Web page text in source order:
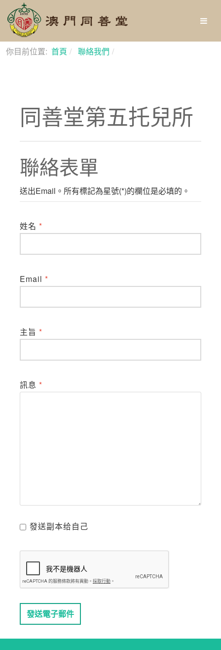
你目前位置: 首頁 聯絡我們
同善堂第五托兒所
聯絡表單
送出Email。所有標記為星號(*)的欄位是必填的。
姓名 *
Email *
主旨 *
訊息 *
發送副本给自己
發送電子郵件